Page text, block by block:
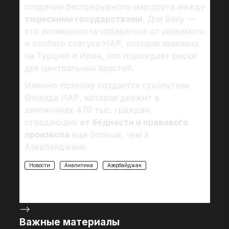
создании беспрерывного маршрута между
тюркскими государствами. Для Баку —
это возможность избавиться от уязвимого
и особого статуса НАР, которая завязана
на Турцию и Иран, что порождает риски
для центральных властей.
Именно поэтому создается сухопутная
блокада НАР, которая держит в
заложниках 470 тыс. граждан,
страдающих от бедности и правового
произвола ещё больше, чем в
Азербайджане.
Новости Аналитика Азербайджан
-->
Важные материалы